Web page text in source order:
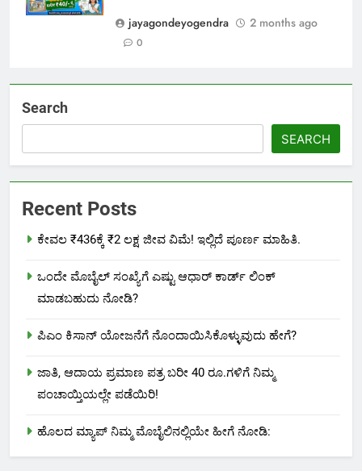
jayagondeyogendra
2 months ago
0
Search
SEARCH
Recent Posts
ಕೇವಲ ₹436ಕ್ಕೆ ₹2 ಲಕ್ಷ ಜೀವ ವಿಮೆ! ಇಲ್ಲಿದೆ ಪೂರ್ಣ ಮಾಹಿತಿ.
ಒಂದೇ ಮೊಬೈಲ್ ಸಂಖ್ಯೆಗೆ ಎಷ್ಟು ಆಧಾರ್ ಕಾರ್ಡ್ ಲಿಂಕ್
ಮಾಡಬಹುದು ನೋಡಿ?
ಪಿಎಂ ಕಿಸಾನ್ ಯೋಜನೆಗೆ ನೊಂದಾಯಿಸಿಕೊಳ್ಳುವುದು ಹೇಗೆ?
ಜಾತಿ, ಆದಾಯ ಪ್ರಮಾಣ ಪತ್ರ ಬರೀ 40 ರೂ.ಗಳಿಗೆ ನಿಮ್ಮ
ಪಂಚಾಯ್ತಿಯಲ್ಲೇ ಪಡೆಯಿರಿ!
ಹೊಲದ ಮ್ಯಾಪ್ ನಿಮ್ಮ ಮೊಬೈಲಿನಲ್ಲಿಯೇ ಹೀಗೆ ನೋಡಿ: